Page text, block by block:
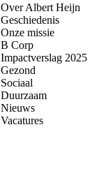
Over Albert Heijn
Geschiedenis
Onze missie
B Corp
Impactverslag 2025
Gezond
Sociaal
Duurzaam
Nieuws
Vacatures